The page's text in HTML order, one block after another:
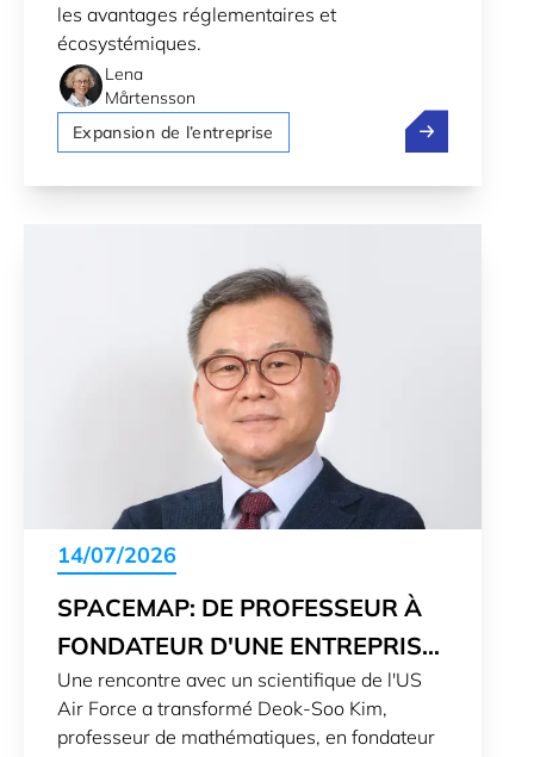
les avantages réglementaires et
écosystémiques.
Lena
Mårtensson
Expansion de l’entreprise
Bolt, Pony.ai
14/07/2026
SPACEMAP: DE PROFESSEUR À
FONDATEUR D'UNE ENTREPRISE
DE TECHNOLOGIES SPATIALES
AU LUXEMBOURG
Une rencontre avec un scientifique de l'US
Air Force a transformé Deok-Soo Kim,
professeur de mathématiques, en fondateur